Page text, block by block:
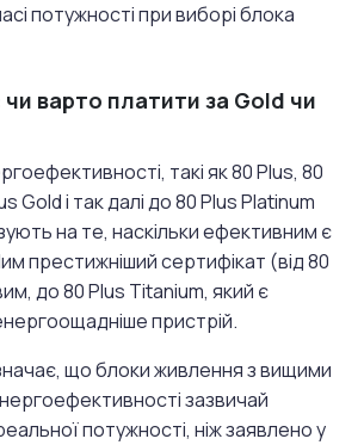
потужності при виборі блока
чи варто платити за Gold чи
такі як 80 Plus, 80
Gold і так далі до 80 Plus Platinum
на те, наскільки ефективним є
престижніший сертифікат (від 80
до 80 Plus Titanium, який є
пристрій.
що блоки живлення з вищими
зазвичай
потужності, ніж заявлено у